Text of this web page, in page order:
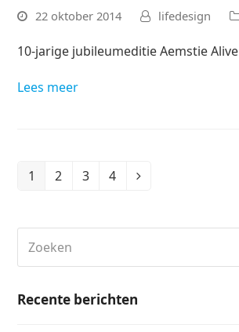
22 oktober 2014 lifedesign
10-jarige jubileumeditie Aemstie Alive
Lees meer
Page
1 Page
2 Page
3 Page
4 Volgende
Recente berichten